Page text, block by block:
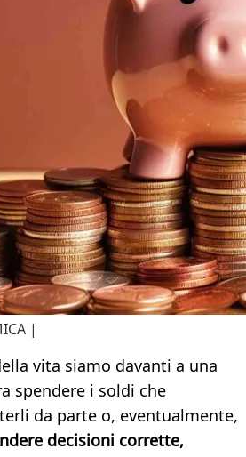
|
vita siamo davanti a una
spendere i soldi che
da parte o, eventualmente,
decisioni corrette,